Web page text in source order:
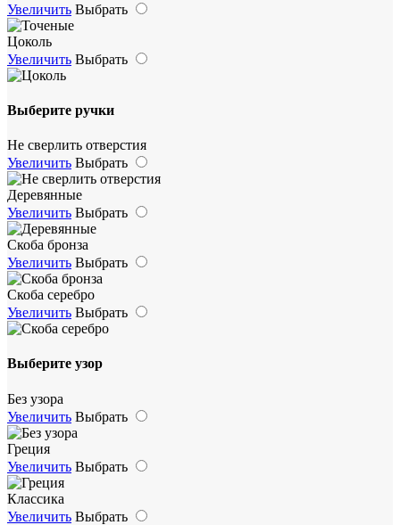
Увеличить Выбрать
Цоколь
Увеличить Выбрать
Выберите ручки
Не сверлить отверстия
Увеличить Выбрать
Деревянные
Увеличить Выбрать
Скоба бронза
Увеличить Выбрать
Скоба серебро
Увеличить Выбрать
Выберите узор
Без узора
Увеличить Выбрать
Греция
Увеличить Выбрать
Классика
Увеличить Выбрать